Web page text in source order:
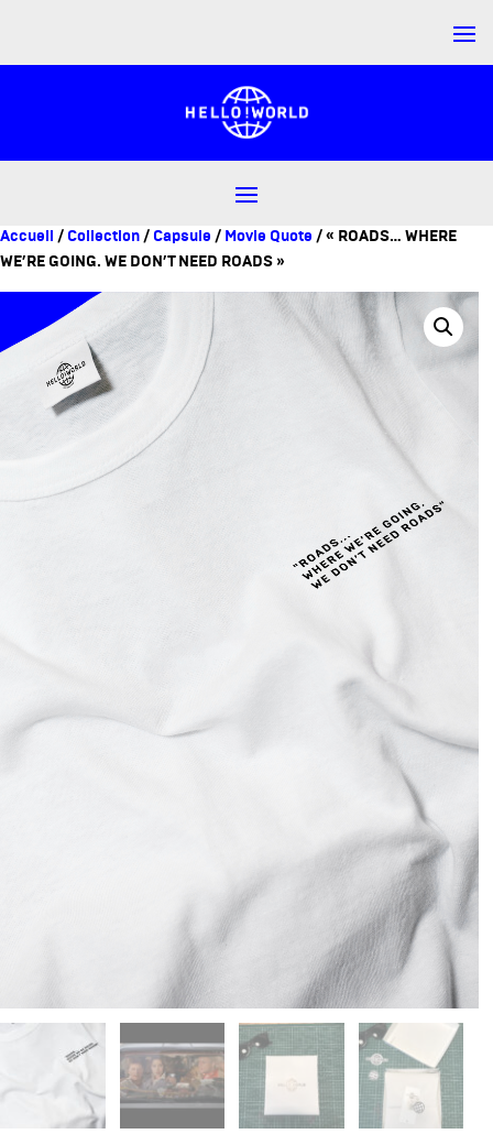
Accueil / Collection/ Capsule / Movie Quote / « ROADS… WHERE
WE’RE GOING. WE DON’T NEED ROADS »